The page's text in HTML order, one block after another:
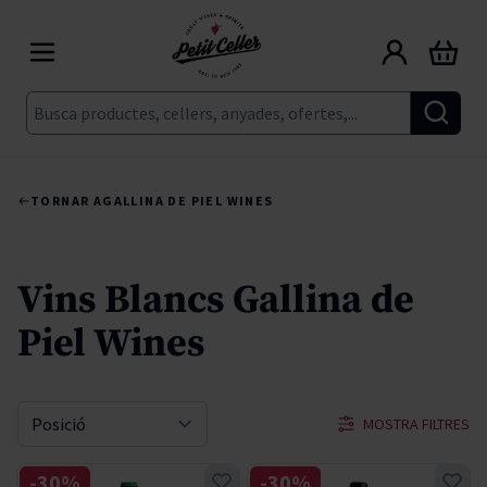
Cerca
Cart
TORNAR AGALLINA DE PIEL WINES
Vins Blancs Gallina de
Piel Wines
MOSTRA FILTRES
Sort By